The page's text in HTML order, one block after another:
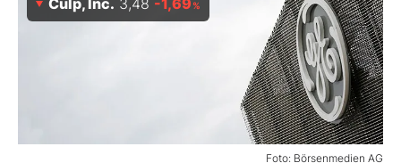
BO-Musterdepots
Foto: Börsenmedien AG
Culp, Inc. 3,48 -1,69 %